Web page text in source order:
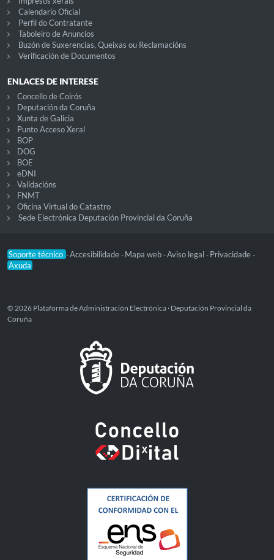
Calendario Oficial
Perfil do Contratante
Taboleiro de Anuncios
Buzón de Suxerencias, Queixas ou Reclamacións
Verificación de Documentos
ENLACES DE INTERESE
Concello de Coirós
Deputación da Coruña
Xunta de Galicia
Punto Acceso Xeral
BOP
DOG
BOE
eDNI
Validacións
FNMT
Oficina Virtual do Catastro
Sede Electrónica Deputación Provincial da Coruña
Soporte técnico -Accesibilidade - Mapa web -Aviso legal - Privacidade -
Axuda
© 2026 Plataforma de Administración Electrónica · Deputación Provincial da
Coruña